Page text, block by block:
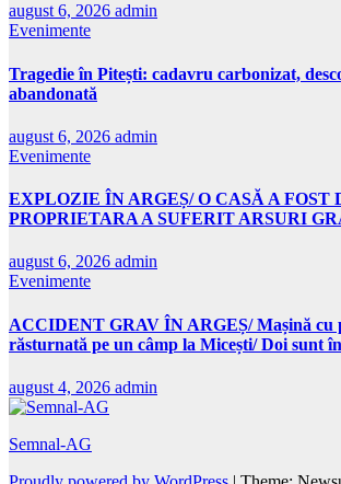
august 6, 2026 admin
Evenimente
Tragedie în Pitești: cadavru carbonizat,
abandonată
august 6, 2026 admin
Evenimente
EXPLOZIE ÎN ARGEȘ/ O CASĂ A FOST
PROPRIETARA A SUFERIT ARSURI
august 6, 2026 admin
Evenimente
ACCIDENT GRAV ÎN ARGEȘ/ Mașină cu
răsturnată pe un câmp la Micești/ Doi sunt
august 4, 2026 admin
Semnal-AG